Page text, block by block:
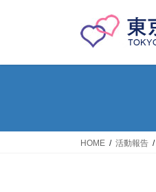
HOME 活動報告